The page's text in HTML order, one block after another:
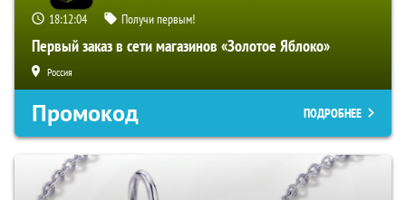
18:12:03 Получи первым!
Первый заказ в сети магазинов «Золотое Яблоко»
Россия
Промокод ПОДРОБНЕЕ